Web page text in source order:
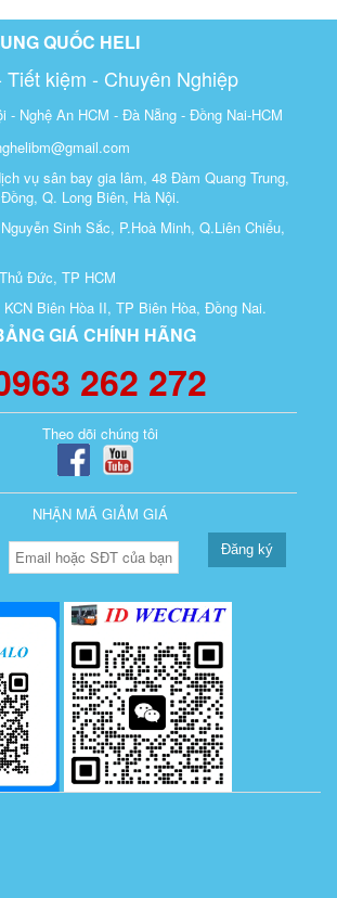
QUỐC HELI
Tiết kiệm - Chuyên Nghiệp
- Nghệ An HCM - Đà Nẵng - Đồng Nai-HCM
vụ sân bay gia lâm, 48 Đàm Quang Trung,
Q. Long Biên, Hà Nội.
Sinh Sắc, P.Hoà Minh, Q.Liên Chiểu,
Đức, TP HCM
Biên Hòa II, TP Biên Hòa, Đồng Nai.
GIÁ CHÍNH HÃNG
262 272
Theo dõi chúng tôi
NHẬN MÃ GIẢM GIÁ
Đăng ký